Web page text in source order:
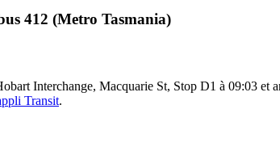
412 (Metro Tasmania)
Interchange, Macquarie St, Stop D1 à 09:03
Transit.